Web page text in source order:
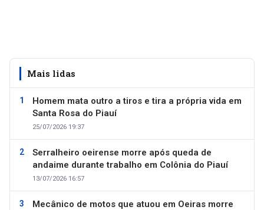
Mais lidas
Homem mata outro a tiros e tira a própria vida em
Santa Rosa do Piauí
25/07/2026 19:37
Serralheiro oeirense morre após queda de
andaime durante trabalho em Colônia do Piauí
13/07/2026 16:57
Mecânico de motos que atuou em Oeiras morre